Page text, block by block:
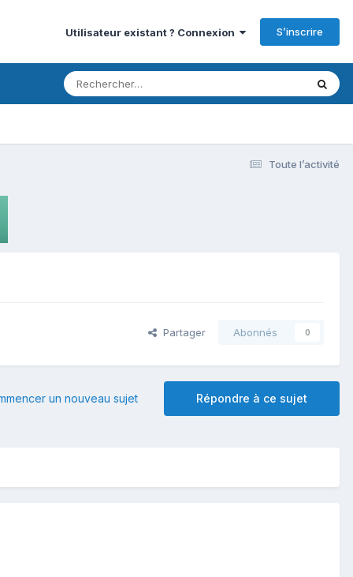
Utilisateur existant ? Connexion S’inscrire
Toute l’activité
Partager Abonnés 0
Répondre à ce sujet
un nouveau sujet